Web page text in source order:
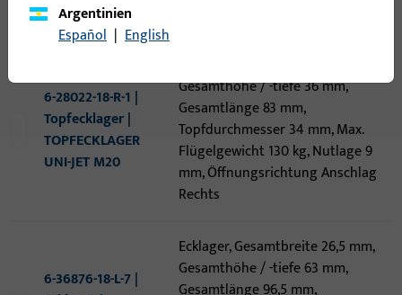
Artikel
6-28022-18-R-1 |
Topfecklager |
TOPFECKLAGER
UNI-JET M20
Gesamthöhe / -tiefe 36 mm,
Gesamtlänge 83 mm,
Topfdurchmesser 34 mm, Max.
Flügelgewicht 130 kg, Nutlage 9
mm, Öffnungsrichtung Anschlag
Rechts
6-36876-18-L-7 |
Ecklager, Gesamtbreite 26,5 mm,
Gesamthöhe / -tiefe 63 mm,
Gesamtlänge 96,5 mm,
Argentinien
Español | English